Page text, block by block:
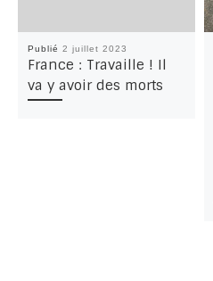
Publié2 juillet 2023
France : Travaille ! Il
va y avoir des morts